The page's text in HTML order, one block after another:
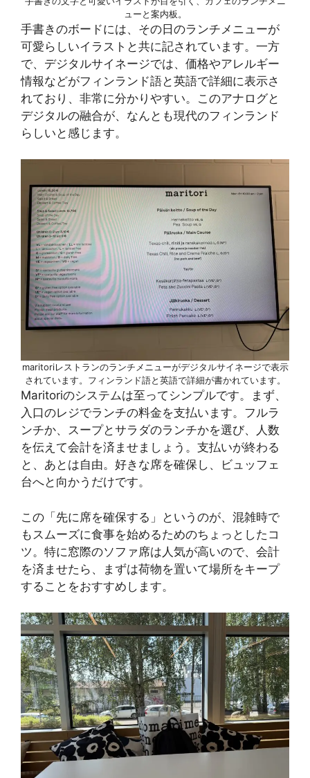
ューと案内板。
手書きのボードには、その日のランチメニューが
可愛らしいイラストと共に記されています。一方
で、デジタルサイネージでは、価格やアレルギー
情報などがフィンランド語と英語で詳細に表示さ
れており、非常に分かりやすい。このアナログと
デジタルの融合が、なんとも現代のフィンランド
らしいと感じます。
maritoriレストランのランチメニューがデジタルサイネージで表示
されています。フィンランド語と英語で詳細が書かれています。
Maritoriのシステムは至ってシンプルです。まず、
入口のレジでランチの料金を支払います。フルラ
ンチか、スープとサラダのランチかを選び、人数
を伝えて会計を済ませましょう。支払いが終わる
と、あとは自由。好きな席を確保し、ビュッフェ
台へと向かうだけです。
この「先に席を確保する」というのが、混雑時で
もスムーズに食事を始めるためのちょっとしたコ
ツ。特に窓際のソファ席は人気が高いので、会計
を済ませたら、まずは荷物を置いて場所をキープ
することをおすすめします。